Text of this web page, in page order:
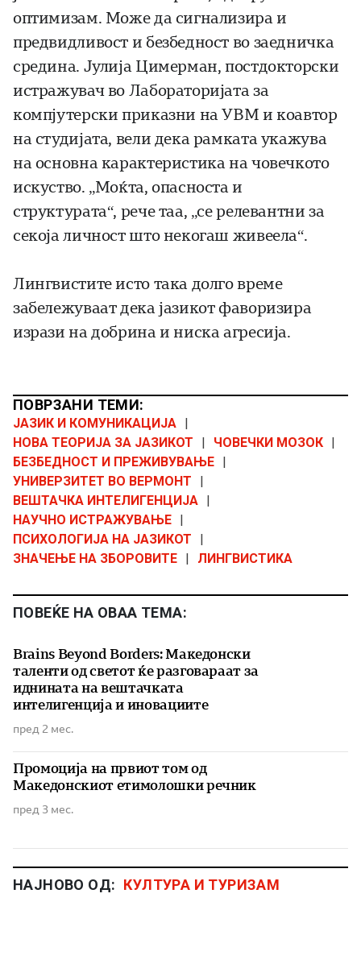
оптимизам. Може да сигнализира и
предвидливост и безбедност во заедничка
средина. Јулија Цимерман, постдокторски
истражувач во Лабораторијата за
компјутерски приказни на УВМ и коавтор
на студијата, вели дека рамката укажува
на основна карактеристика на човечкото
искуство. „Моќта, опасноста и
структурата“, рече таа, „се релевантни за
секоја личност што некогаш живеела“.
Лингвистите исто така долго време
забележуваат дека јазикот фаворизира
изрази на добрина и ниска агресија.
ПОВРЗАНИ ТЕМИ:
ЈАЗИК И КОМУНИКАЦИЈА
НОВА ТЕОРИЈА ЗА ЈАЗИКОТ
ЧОВЕЧКИ МОЗОК
БЕЗБЕДНОСТ И ПРЕЖИВУВАЊЕ
УНИВЕРЗИТЕТ ВО ВЕРМОНТ
ВЕШТАЧКА ИНТЕЛИГЕНЦИЈА
НАУЧНО ИСТРАЖУВАЊЕ
ПСИХОЛОГИЈА НА ЈАЗИКОТ
ЗНАЧЕЊЕ НА ЗБОРОВИТЕ
ЛИНГВИСТИКА
ПОВЕЌЕ НА ОВАА ТЕМА:
Brains Beyond Borders: Македонски
таленти од светот ќе разговараат за
иднината на вештачката
интелигенција и иновациите
пред 2 мес.
Промоција на првиот том од
Македонскиот етимолошки речник
пред 3 мес.
НАЈНОВО ОД: КУЛТУРА И ТУРИЗАМ